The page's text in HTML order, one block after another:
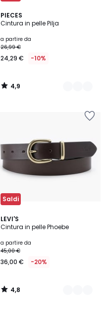
PIECES
Cintura in pelle Pilja
a partire da
26,99 €
24,29 € -10%
4,9
/ 5
3
Colori
4,9
/
Saldi
LEVI'S
Cintura in pelle Phoebe
a partire da
45,00 €
36,00 € -20%
4,8
/ 5
2
Colori
4,8
/